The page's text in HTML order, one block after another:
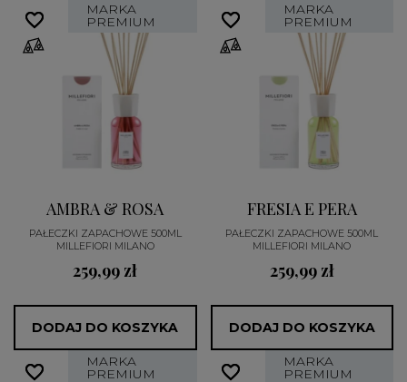
MARKA
PREMIUM
AMBRA & ROSA
PAŁECZKI ZAPACHOWE 500ML
MILLEFIORI MILANO
259,99 zł
DODAJ DO KOSZYKA
favorite_border
favorite_border MARKA
PREMIUM
FRESIA E PERA
PAŁECZKI ZAPACHOWE 500ML
MILLEFIORI MILANO
259,99 zł
DODAJ DO KOSZYKA
favorite_border
favorite_border
MARKA
PREMIUM
favorite_border
favorite_border MARKA
PREMIUM
favorite_border
favorite_border